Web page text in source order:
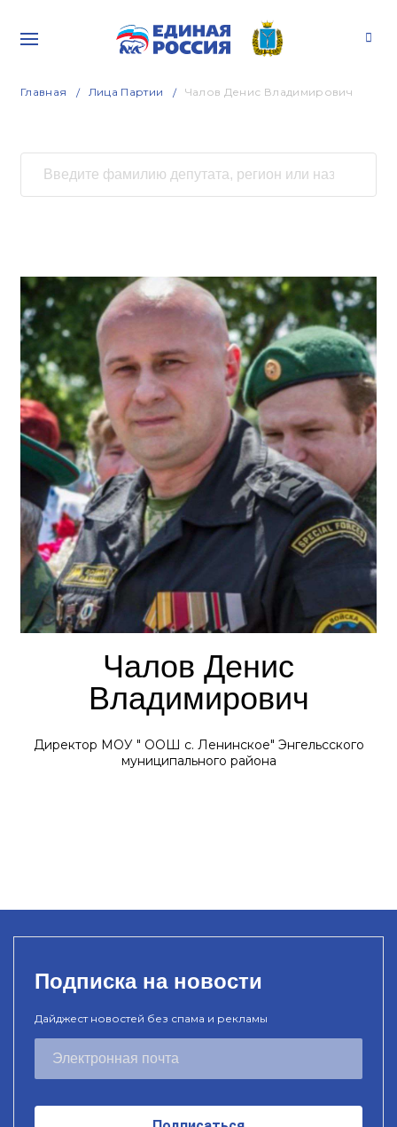
Главная Лица Партии Чалов Денис Владимирович
Чалов Денис
Владимирович
Директор МОУ " ООШ с. Ленинское" Энгельсского
муниципального района
Подписка на новости
Дайджест новостей без спама и рекламы